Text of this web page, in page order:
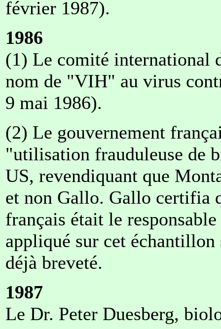
février 1987).
1986
(1) Le comité international
nom de "VIH" au virus
9 mai 1986).
(2) Le gouvernement
"utilisation frauduleuse de
US, revendiquant que
et non Gallo. Gallo certifia
français était le
appliqué sur cet
déjà breveté.
1987
Le Dr. Peter Duesberg,